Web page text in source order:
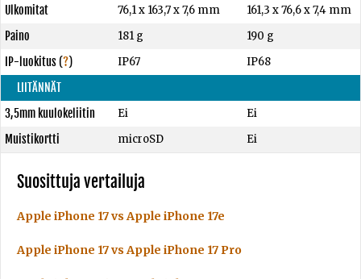
Ulkomitat
76,1 x 163,7 x 7,6 mm
161,3 x 76,6 x 7,4 mm
Paino
181 g
190 g
IP-luokitus(?) IP67
IP68
LIITÄNNÄT
3,5mm kuulokeliitin
Ei
Ei
Muistikortti
microSD Ei
Suosittuja vertailuja
Apple iPhone 17 vs Apple iPhone 17e
Apple iPhone 17 vs Apple iPhone 17 Pro